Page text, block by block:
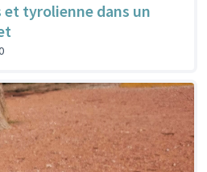
et tyrolienne dans un